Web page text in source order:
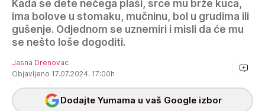
Kada se dete nečega plaši, srce mu brže kuca,
ima bolove u stomaku, mučninu, bol u grudima ili
gušenje. Odjednom se uznemiri i misli da će mu
se nešto loše dogoditi.
Jasna Drenovac
Objavljeno 17.07.2024. 17:00h
Dodajte Yumama u vaš Google izbor